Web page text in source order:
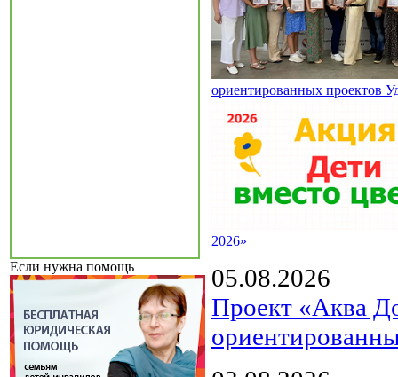
Если нужна помощь
ориентированных проектов
2026»
05.08.2026
Проект «Аква